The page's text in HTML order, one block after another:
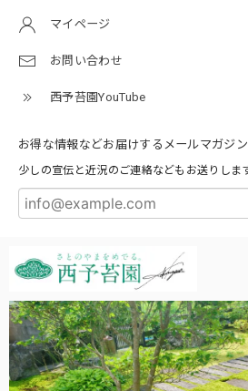
マイページ
お問い合わせ
西予苔園YouTube
お得な情報などお届けするメールマガジン
少しの宣伝と近況のご連絡などもお送りしま
本日無事、緑鮮やかなマンネングサ
たが、梱包も丁寧で、天然の物と違
ました！詳しい説明書も有り、新たな
来、大満足です!本当に有り難うござ
2026/05/14
こちらの希望に応えてもらいありご
ったような苔テラリウムが出来上が
を買うときは西予さんにお願いした
とうございました。 Youtubeいつも